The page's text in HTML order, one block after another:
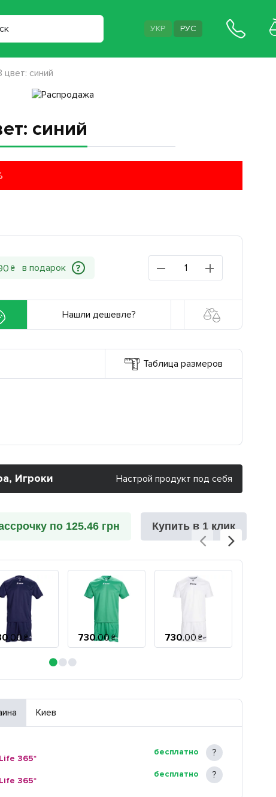
синий
₴ ?
Нашли дешевле?
Таблица размеров
Игроки Настрой продукт под себя
по 125.46 грн Купить в 1 клик
.00 ₴ 730.00 ₴ 730.00 ₴
Киев
365*
бесплатно
365*
бесплатно
УКР РУС
синий